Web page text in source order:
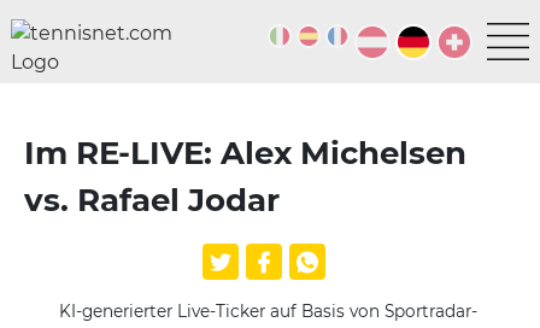
Im RE-LIVE: Alex Michelsen
vs. Rafael Jodar
KI-generierter Live-Ticker auf Basis von Sportradar-